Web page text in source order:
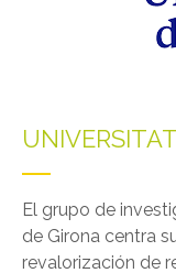
El grupo de
de Girona centra
revalorización de